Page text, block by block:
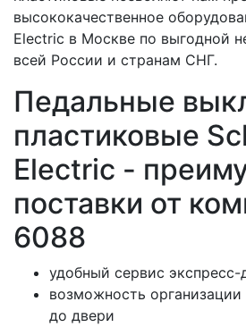
высококачественное
Electric в Москве по выгодной
всей России и странам СНГ.
Педальные
пластиковые
Electric -
поставки от
6088
удобный сервис экспресс-
возможность
до двери